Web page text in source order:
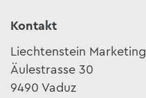
Kontakt
Liechtenstein Marketing
Äulestrasse 30
9490 Vaduz